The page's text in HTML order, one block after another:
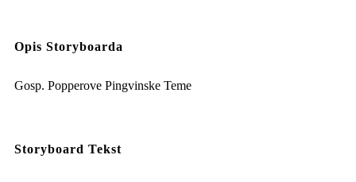
Opis Storyboarda
Gosp. Popperove Pingvinske Teme
Storyboard Tekst